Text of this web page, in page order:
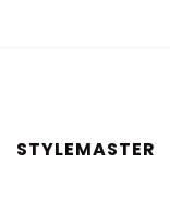
STYLEMASTER